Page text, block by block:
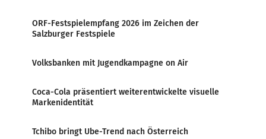
ORF-Festspielempfang 2026 im Zeichen der
Salzburger Festspiele
Volksbanken mit Jugendkampagne on Air
Coca-Cola präsentiert weiterentwickelte visuelle
Markenidentität
Tchibo bringt Ube-Trend nach Österreich